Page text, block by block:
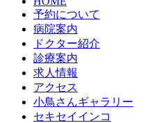
予約について
病院案内
ドクター紹介
診療案内
求人情報
アクセス
小鳥さんギャラリー
セキセイインコ